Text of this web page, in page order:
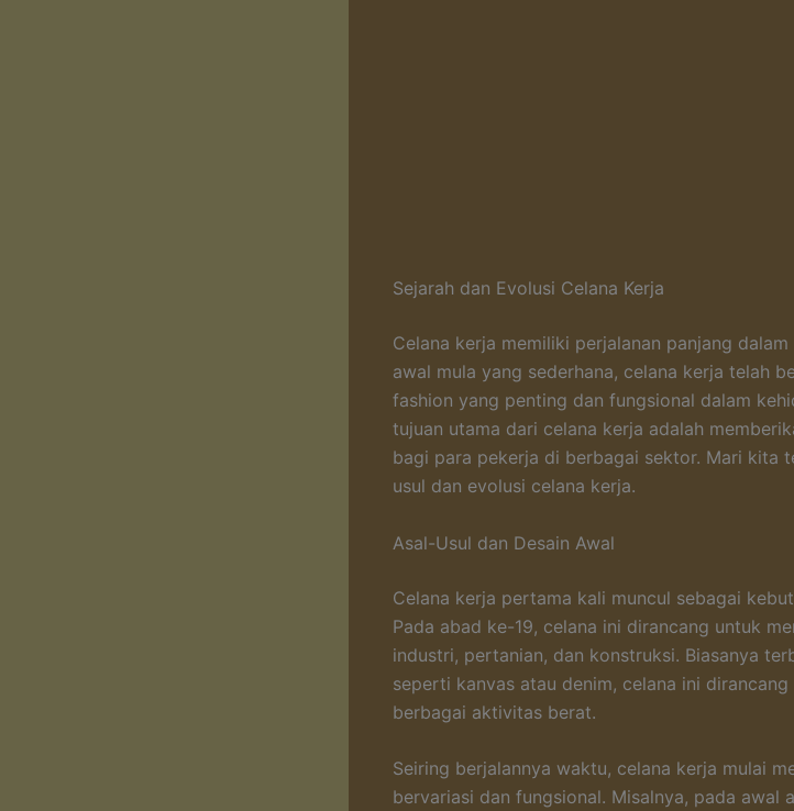
Sejarah dan Evolusi Celana Kerja
Celana kerja memiliki perjalanan panjang
awal mula yang sederhana, celana kerja telah
fashion yang penting dan fungsional dalam
tujuan utama dari celana kerja adalah
bagi para pekerja di berbagai sektor. Mari kita
usul dan evolusi celana kerja.
Asal-Usul dan Desain Awal
Celana kerja pertama kali muncul sebagai
Pada abad ke-19, celana ini dirancang untuk
industri, pertanian, dan konstruksi. Biasanya
seperti kanvas atau denim, celana ini
berbagai aktivitas berat.
Seiring berjalannya waktu, celana kerja mulai
bervariasi dan fungsional. Misalnya, pada awal